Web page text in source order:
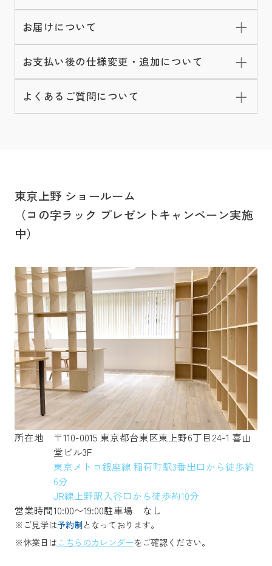
お届けについて
お支払い後の仕様変更・追加について
よくあるご質問について
東京上野 ショールーム
（コの字ラック プレゼントキャンペーン実施
中）
所在地
〒110-0015 東京都台東区東上野6丁目24-1 喜山
堂ビル3F
東京メトロ銀座線 稲荷町駅3番出口から徒歩約
6分
JR線上野駅入谷口から徒歩約10分
営業時間10:00〜19:00駐車場 なし
※ご見学は予約制となっております。
※休業日はこちらのカレンダーをご確認ください。